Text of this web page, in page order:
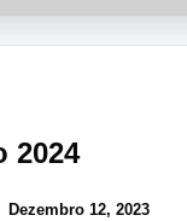
2024
Dezembro 12, 2023